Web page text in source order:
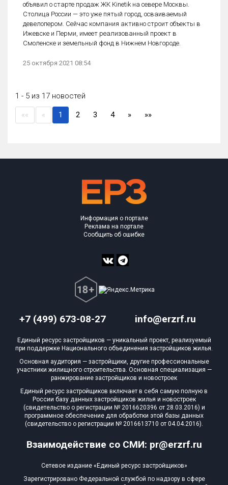
объявил о старте продаж ЖК Кinetik на севере Москвы.
Столица России — это уже пятый город, осваиваемый
девелопером. Сейчас компания активно строит объекты в
Ижевске и Перми, имеет реализованный проект в
Смоленске и земельный фонд в Нижнем Новгороде.
25 октября 2021 08:54
1 - 5 из 17 новостей
«« « 1 (current)
2 3 4 » »»
+7 (499) 673-08-27 info@erzrf.ru
Взаимодействие со СМИ: pr@erzrf.ru
Информация о портале
Реклама на портале
Сообщить об ошибке
Единый ресурс застройщиков — уникальный проект, реализуемый
при поддержке Национального объединения застройщиков жилья.
Основная аудитория — застройщики, другие профессиональные
участники жилищного строительства. Основная специализация —
ранжирование застройщиков и новостроек
Единый ресурс застройщиков включает в себя самую полную в
России базу данных застройщиков жилья и новостроек
(свидетельство о регистрации № 2016620396 от 28.03.2016) и
программное обеспечение для обработки этой базы данных
(свидетельство о регистрации № 2016613710 от 04.04.2016).
Сетевое издание «Единый ресурс застройщиков»
Зарегистрировано Федеральной службой по надзору в сфере